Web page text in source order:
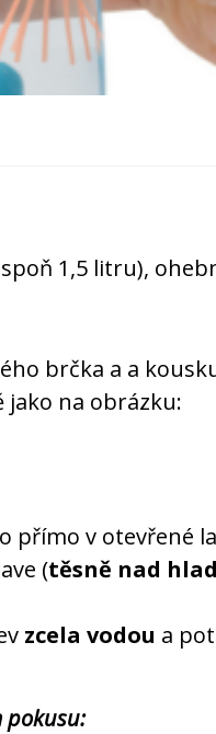
1,5 litru),
brčka a a
jako na obrázku:
přímo v otevřené
(těsně nad
zcela vodou a
pokusu: